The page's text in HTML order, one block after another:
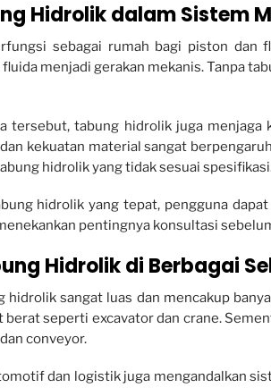
Hidrolik dalam Sistem
sebagai rumah bagi piston dan
menjadi gerakan mekanis. Tanpa
tersebut, tabung hidrolik juga menjaga
kekuatan material sangat
hidrolik yang tidak sesuai
hidrolik yang tepat, pengguna
pentingnya konsultasi
Hidrolik di Berbagai
hidrolik sangat luas dan mencakup
berat seperti excavator dan crane.
conveyor.
dan logistik juga mengandalkan